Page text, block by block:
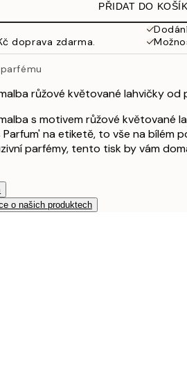
cm
PŘIDAT DO
doprava zdarma.
růžové květované lahvičky od
s motivem růžové květované
Parfum' na etiketě, to vše na bílém
parfémy, tento tisk by vám
o našich produktech